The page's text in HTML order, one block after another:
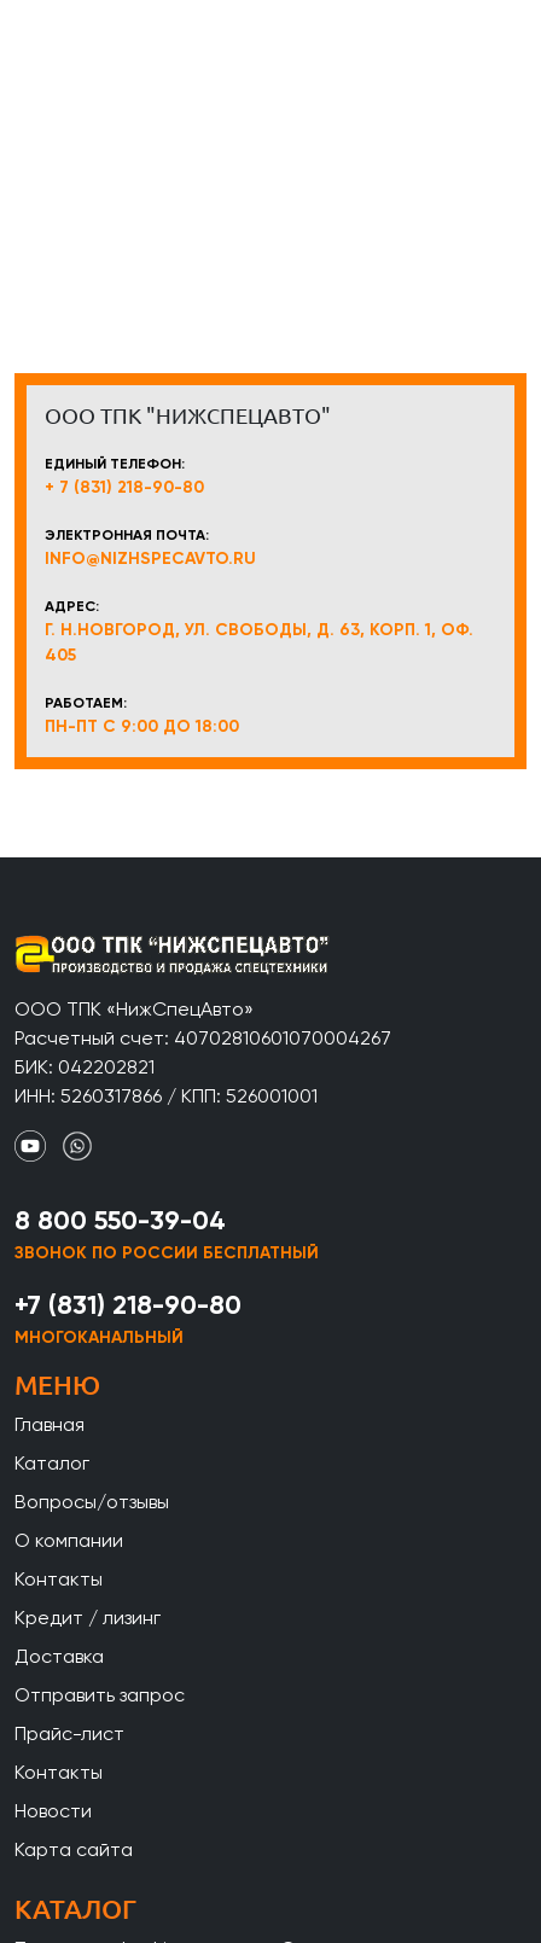
ООО ТПК "НИЖСПЕЦАВТО"
ЕДИНЫЙ ТЕЛЕФОН:
+ 7 (831) 218-90-80
ЭЛЕКТРОННАЯ ПОЧТА:
INFO@NIZHSPECAVTO.RU
АДРЕС:
Г. Н.НОВГОРОД, УЛ. СВОБОДЫ, Д. 63, КОРП. 1, ОФ.
405
РАБОТАЕМ:
ПН-ПТ С 9:00 ДО 18:00
ООО ТПК «НижСпецАвто»
Расчетный счет: 40702810601070004267
БИК: 042202821
ИНН: 5260317866 / КПП: 526001001
8 800 550-39-04
ЗВОНОК ПО РОССИИ БЕСПЛАТНЫЙ
+7 (831) 218-90-80
МНОГОКАНАЛЬНЫЙ
МЕНЮ
Главная
Каталог
Вопросы/отзывы
О компании
Контакты
Кредит / лизинг
Доставка
Отправить запрос
Прайс-лист
Контакты
Новости
Карта сайта
КАТАЛОГ